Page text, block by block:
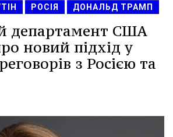
РОСІЯ ДОНАЛЬД ТРАМП
департамент США
новий підхід у
з Росією та